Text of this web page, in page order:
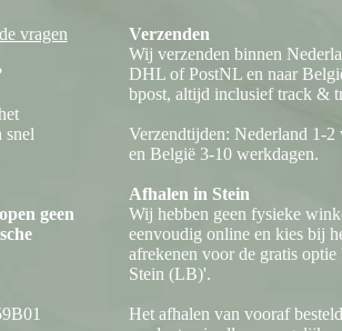
vragen
snel
geen
Verzenden
Wij verzenden binnen
DHL of PostNL en naar
bpost, altijd inclusief track &
Verzendtijden: Nederland 1-2
en België 3-10 werkdagen.
Afhalen in Stein
Wij hebben geen fysieke
eenvoudig online en kies bij
afrekenen voor de gratis
Stein (LB)'.
Het afhalen van vooraf